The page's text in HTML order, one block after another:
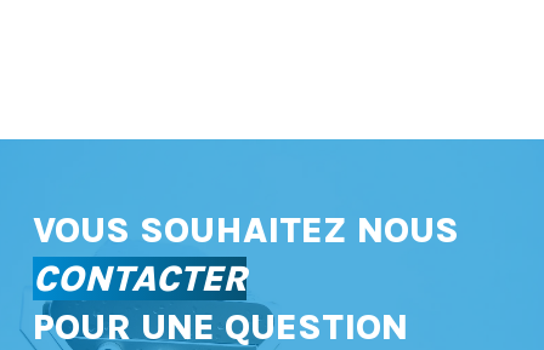
VOUS SOUHAITEZ NOUS
CONTACTER
POUR UNE QUESTION